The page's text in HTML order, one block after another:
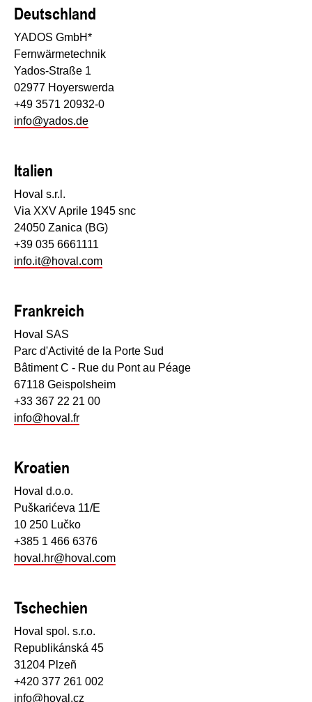
Deutschland
YADOS GmbH*
Fernwärmetechnik
Yados-Straße 1
02977 Hoyerswerda
+49 3571 20932-0
info@yados.de
Italien
Hoval s.r.l.
Via XXV Aprile 1945 snc
24050 Zanica (BG)
+39 035 6661111
info.it@hoval.com
Frankreich
Hoval SAS
Parc d'Activité de la Porte Sud
Bâtiment C - Rue du Pont au Péage
67118 Geispolsheim
+33 367 22 21 00
info@hoval.fr
Kroatien
Hoval d.o.o.
Puškarićeva 11/E
10 250 Lučko
+385 1 466 6376
hoval.hr@hoval.com
Tschechien
Hoval spol. s.r.o.
Republikánská 45
31204 Plzeñ
+420 377 261 002
info@hoval.cz